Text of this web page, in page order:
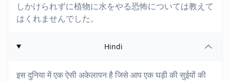
しかけられずに植物に水をやる恐怖については教えて
はくれませんでした。
Hindi
इस दुनिया में एक ऐसी अकेलापन है जिसे आप एक घड़ी की सुईयों की